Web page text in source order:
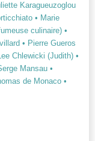
Karagueuzoglou
• Marie
culinaire) •
• Pierre Gueros
Chlewicki (Judith) •
Mansau •
de Monaco •